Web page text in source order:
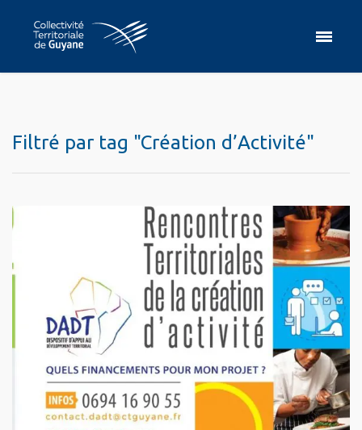
Filtré par tag "Création d’Activité"